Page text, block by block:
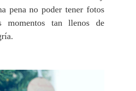
pena no poder tener fotos
momentos tan llenos de